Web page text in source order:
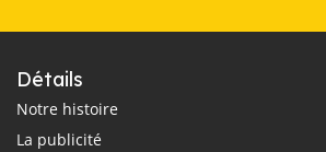
Détails
Notre histoire
La publicité